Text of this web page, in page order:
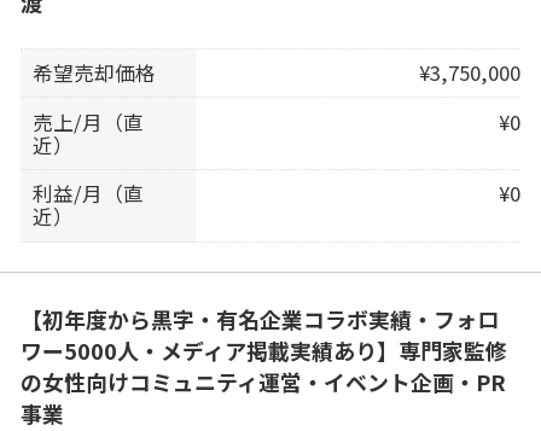
希望売却価格
¥3,750,000
売上/月（直
近）
¥0
利益/月（直
近）
¥0
【初年度から黒字・有名企業コラボ実績・フォロ
ワー5000人・メディア掲載実績あり】専門家監修
の女性向けコミュニティ運営・イベント企画・PR
事業